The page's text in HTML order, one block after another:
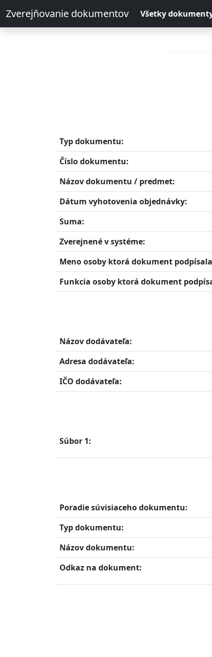
Zverejňovanie dokumentov Všetky
Typ dokumentu:
Číslo dokumentu:
Názov dokumentu / predmet:
Dátum vyhotovenia objednávky:
Suma:
Zverejnené v systéme:
Meno osoby ktorá dokument
Funkcia osoby ktorá dokument
Názov dodávateľa:
Adresa dodávateľa:
IČO dodávateľa:
Súbor 1:
Poradie súvisiaceho dokumentu:
Typ dokumentu:
Názov dokumentu:
Odkaz na dokument: